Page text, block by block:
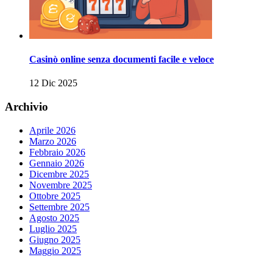
Casinò online senza documenti facile e veloce
12 Dic 2025
Archivio
Aprile 2026
Marzo 2026
Febbraio 2026
Gennaio 2026
Dicembre 2025
Novembre 2025
Ottobre 2025
Settembre 2025
Agosto 2025
Luglio 2025
Giugno 2025
Maggio 2025